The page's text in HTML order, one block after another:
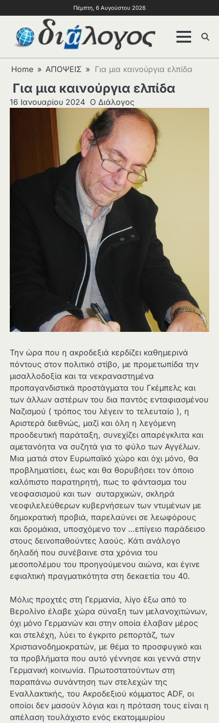
Πέμπτη, 6 Αυγούστου 2026
Home ΑΠΟΨΕΙΣ Για μια καινούργια ελπίδα
Για μια καινούργια ελπίδα
16 Ιανουαρίου 2024 Ο Διάλογος
Την ώρα που η ακροδεξιά κερδίζει καθημερινά
πόντους στον πολιτικό στίβο, με προμετωπίδα την
μισαλλοδοξία και τα νεκραναστημένα
προπαγανδιστικά προστάγματα του Γκέμπελς και
των άλλων αστέρων του δια παντός ενταφιασμένου
Ναζισμού ( τρόπος του λέγειν το τελευταίο ), η
Αριστερά διεθνώς, μαζί και όλη η λεγόμενη
προοδευτική παράταξη, συνεχίζει απαρέγκλιτα και
αμετανόητα να συζητά για το φύλο των Αγγέλων.
Μια ματιά στον Ευρωπαϊκό χώρο και όχι μόνο, θα
προβληματίσει, έως και θα θορυβήσει τον όποιο
καλόπιστο παρατηρητή, πως το φάντασμα του
νεοφασισμού και των αυταρχικών, σκληρά
νεοφιλελεύθερων κυβερνήσεων των ντυμένων με
δημοκρατική προβιά, παρελαύνει σε λεωφόρους
και δρομάκια, υποσχόμενο τον …επίγειο παράδεισο
στους δεινοπαθούντες λαούς. Κάτι ανάλογο
δηλαδή που συνέβαινε στα χρόνια του
μεσοπολέμου του προηγούμενου αιώνα, και έγινε
εφιαλτική πραγματικότητα στη δεκαετία του 40.
Μόλις προχτές στη Γερμανία, λίγο έξω από το
Βερολίνο έλαβε χώρα σύναξη των μελανοχιτώνων,
όχι μόνο Γερμανών και στην οποία έλαβαν μέρος
και στελέχη, λύει το έγκριτο ρεπορτάζ, των
Χριστιανοδημοκρατών, με θέμα το προσφυγικό και
τα προβλήματα που αυτό γέννησε και γεννά στην
Γερμανική κοινωνία. Πρωτοστατούντων στη
παραπάνω συνάντηση των στελεχών της
Εναλλακτικής, του Ακροδεξιού κόμματος ADF, οι
οποίοι δεν μασούν λόγια και η πρόταση τους είναι η
απέλαση τουλάχιστο ενός εκατομμυρίου